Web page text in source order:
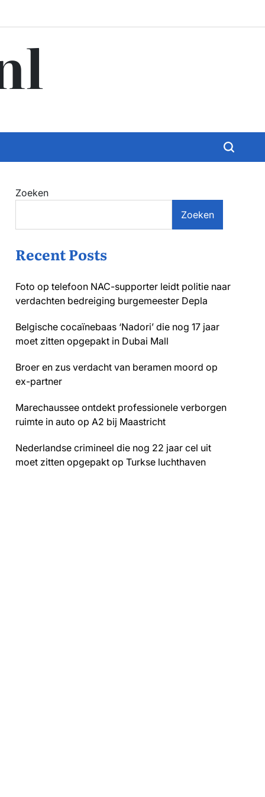
Zoeken
Zoeken
Recent Posts
Foto op telefoon NAC-supporter leidt politie naar
verdachten bedreiging burgemeester Depla
Belgische cocaïnebaas ‘Nadori’ die nog 17 jaar
moet zitten opgepakt in Dubai Mall
Broer en zus verdacht van beramen moord op
ex-partner
Marechaussee ontdekt professionele verborgen
ruimte in auto op A2 bij Maastricht
Nederlandse crimineel die nog 22 jaar cel uit
moet zitten opgepakt op Turkse luchthaven